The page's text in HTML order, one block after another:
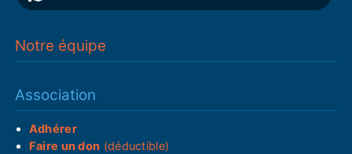
Notre équipe
Association
Adhérer
Faire un don (déductible)